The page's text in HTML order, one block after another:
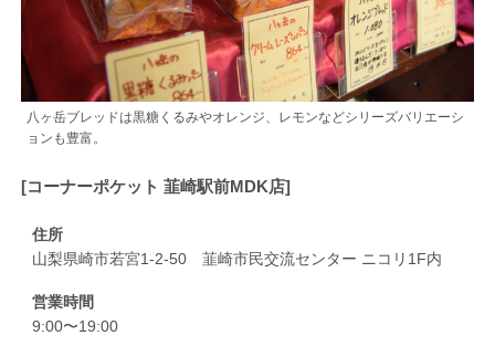
八ヶ岳ブレッドは黒糖くるみやオレンジ、レモンなどシリーズバリエーシ
ョンも豊富。
[コーナーポケット 韮崎駅前MDK店]
住所
山梨県崎市若宮1-2-50 韮崎市民交流センター ニコリ1F内
営業時間
9:00〜19:00